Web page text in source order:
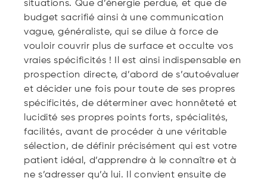
situations. Que d’énergie perdue, et que de
budget sacrifié ainsi à une communication
vague, généraliste, qui se dilue à force de
vouloir couvrir plus de surface et occulte vos
vraies spécificités ! Il est ainsi indispensable en
prospection directe, d’abord de s’autoévaluer
et décider une fois pour toute de ses propres
spécificités, de déterminer avec honnêteté et
lucidité ses propres points forts, spécialités,
facilités, avant de procéder à une véritable
sélection, de définir précisément qui est votre
patient idéal, d’apprendre à le connaître et à
ne s’adresser qu’à lui. Il convient ensuite de